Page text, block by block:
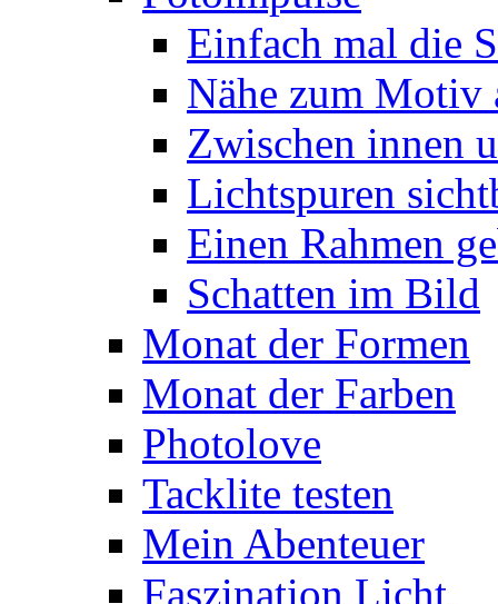
Einfach mal die
Nähe zum Motiv
Zwischen innen
Lichtspuren
Einen Rahmen
Schatten im Bild
Monat der Formen
Monat der Farben
Photolove
Tacklite testen
Mein Abenteuer
Faszination Licht